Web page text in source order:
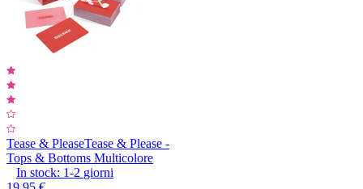
Tease & PleaseTease & Please -
Tops & Bottoms Multicolore
In stock: 1-2 giorni